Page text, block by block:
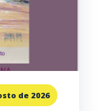
de 2026